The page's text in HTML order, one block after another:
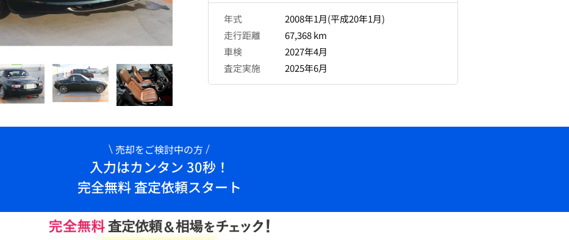
年式
2008年1月(平成20年1月)
走行距離
67,368 km
車検
2027年4月
査定実施
2025年6月
売却をご検討中の方
入力はカンタン 30秒！
完全無料 査定依頼スタート